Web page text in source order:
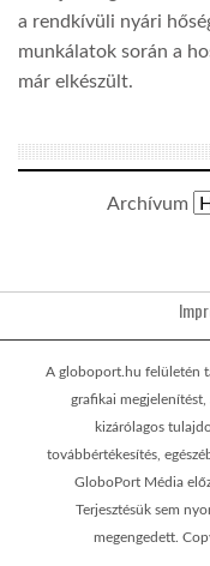
a rendkívüli nyári
munkálatok során a
már elkészült.
Archívum
A globoport.hu felületén
grafikai
kizárólagos
továbbértékesítés,
GloboPort Média
Terjesztésük sem
megengedett.